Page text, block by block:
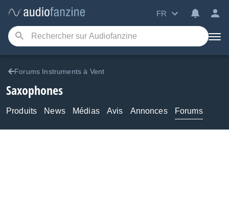
FR
Forums Instruments à Vent
Saxophones
Produits News Médias Avis Annonces Forums